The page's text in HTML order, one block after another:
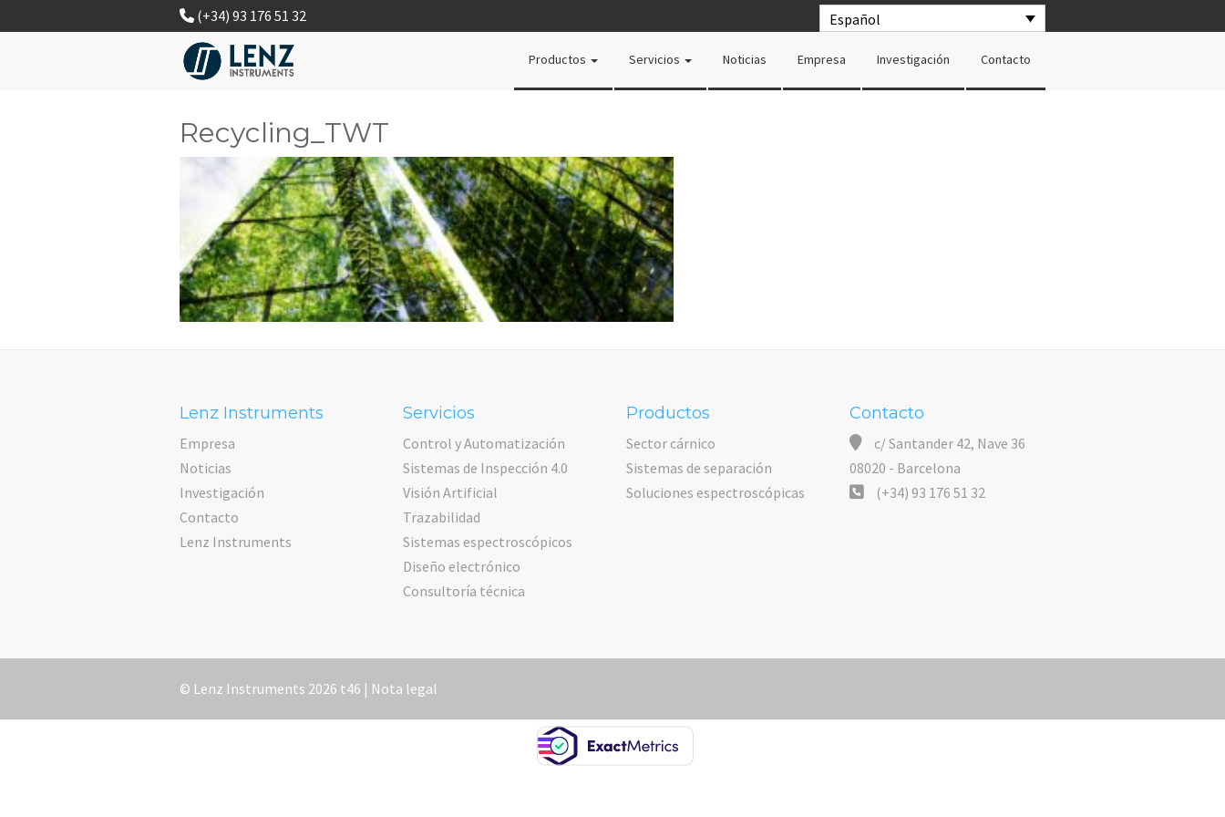
Español
(+34) 93 176 51 32
Productos Servicios Noticias Empresa Investigación Contacto
Recycling_TWT
Lenz Instruments
Empresa
Noticias
Investigación
Contacto
Lenz Instruments
Servicios
Control y Automatización
Sistemas de Inspección 4.0
Visión Artificial
Trazabilidad
Sistemas espectroscópicos
Diseño electrónico
Consultoría técnica
Productos
Sector cárnico
Sistemas de separación
Soluciones espectroscópicas
Contacto
c/ Santander 42, Nave 36
08020 - Barcelona
(+34) 93 176 51 32
© Lenz Instruments 2026 t46 | Nota legal